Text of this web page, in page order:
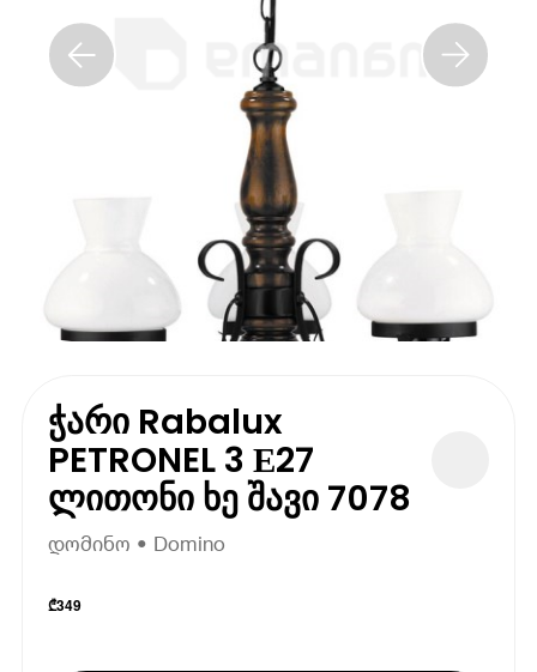
ჭარი Rabalux
PETRONEL 3 Е27
ლითონი ხე შავი 7078
დომინო • Domino
₾349